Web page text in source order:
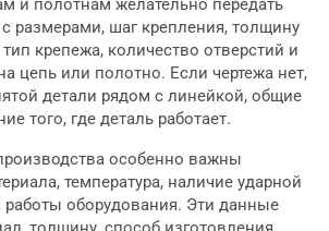
и полотнам желательно передать
размерами, шаг крепления, толщину
крепежа, количество отверстий и
цепь или полотно. Если чертежа нет,
детали рядом с линейкой, общие
того, где деталь работает.
особенно важны
температура, наличие ударной
работы оборудования. Эти данные